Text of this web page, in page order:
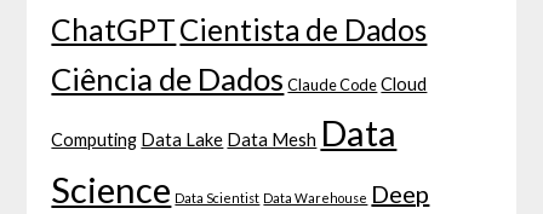
ChatGPTCientista de Dados
Ciência de Dados Claude Code Cloud
Computing Data Lake Data Mesh Data
Science Data Scientist Data Warehouse Deep